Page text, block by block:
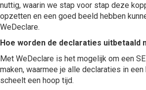
nuttig, waarin we stap voor stap deze
opzetten en een goed beeld hebben
WeDeclare.
Hoe worden de declaraties uitbetaald
Met WeDeclare is het mogelijk om een
maken, waarmee je alle declaraties in
scheelt een hoop tijd.